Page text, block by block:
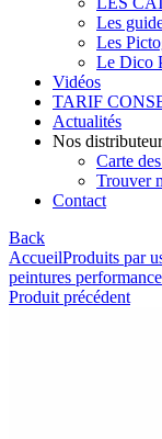
Les
Les
Le Dico
Vidéos
TARIF
Actualités
Nos
Carte
Trouver
Contact
Back
AccueilProduits par
peintures performance
Produit précédent